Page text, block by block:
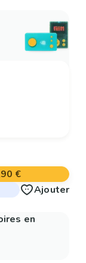
€
Ajouter
en